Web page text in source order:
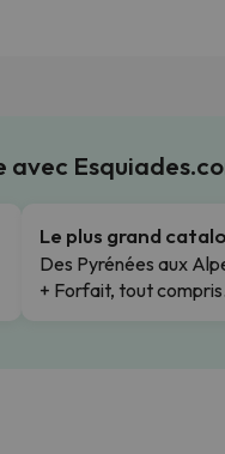
Le plus grand
Des Pyrénées aux
+ Forfait, tout compris.